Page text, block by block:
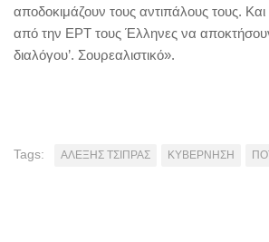
αποδοκιμάζουν τους αντιπάλους τους.
από την ΕΡΤ τους Έλληνες να
διαλόγου’. Σουρεαλιστικό».
Tags: ΑΛΕΞΗΣ ΤΣΙΠΡΑΣ ΚΥΒΕΡΝΗΣΗ